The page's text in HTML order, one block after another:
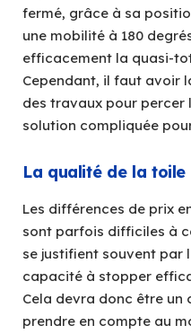
fermé, grâce à sa
une mobilité à 180
efficacement la quasi-
Cependant, il faut avoir
des travaux pour percer
solution compliquée
La qualité de la toile
Les différences de prix
sont parfois difficiles à
se justifient souvent par
capacité à stopper
Cela devra donc être
prendre en compte au